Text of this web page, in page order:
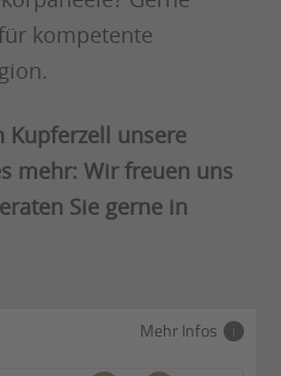
kompetente
Kupferzell unsere
mehr: Wir freuen uns
Sie gerne in
Mehr Infos